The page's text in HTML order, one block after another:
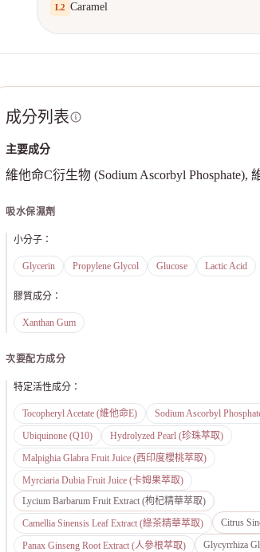
L2 Caramel
成分列表
主要成分
維他命C衍生物 (Sodium Ascorbyl Phosphate),
吸水保濕劑
小分子 ：
Glycerin Propylene Glycol Glucose Lactic Acid
膠質成分 ：
Xanthan Gum
次要配方成分
特定活性成分 ：
Tocopheryl Acetate (維他命E)
Sodium Ascorbyl
Ubiquinone (Q10)
Hydrolyzed Pearl (珍珠萃取)
Malpighia Glabra Fruit Juice (西印度櫻桃萃取)
Myrciaria Dubia Fruit Juice (卡姆果萃取)
Lycium Barbarum Fruit Extract (枸杞精華萃取)
Camellia Sinensis Leaf Extract (綠茶精華萃取)
Citrus
Panax Ginseng Root Extract (人參根萃取) Glycyrrhiza